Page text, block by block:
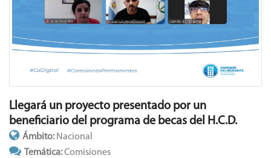
Llegará un proyecto presentado por un
beneficiario del programa de becas del H.C.D.
Ámbito: Nacional
Temática:Comisiones